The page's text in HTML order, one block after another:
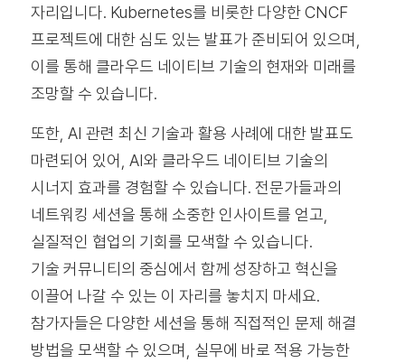
자리입니다. Kubernetes를 비롯한 다양한 CNCF
프로젝트에 대한 심도 있는 발표가 준비되어 있으며,
이를 통해 클라우드 네이티브 기술의 현재와 미래를
조망할 수 있습니다.
또한, AI 관련 최신 기술과 활용 사례에 대한 발표도
마련되어 있어, AI와 클라우드 네이티브 기술의
시너지 효과를 경험할 수 있습니다. 전문가들과의
네트워킹 세션을 통해 소중한 인사이트를 얻고,
실질적인 협업의 기회를 모색할 수 있습니다.
기술 커뮤니티의 중심에서 함께 성장하고 혁신을
이끌어 나갈 수 있는 이 자리를 놓치지 마세요.
참가자들은 다양한 세션을 통해 직접적인 문제 해결
방법을 모색할 수 있으며, 실무에 바로 적용 가능한